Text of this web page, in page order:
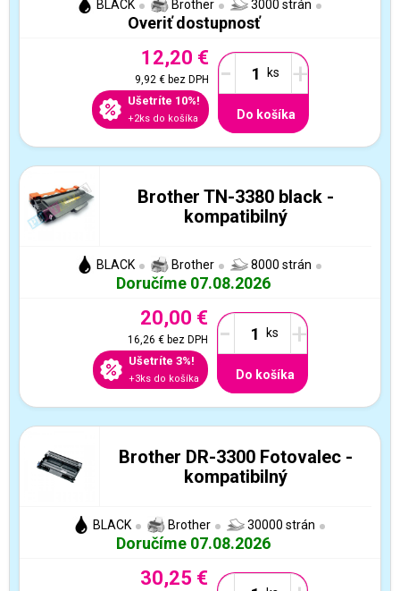
BLACK Brother 3000 strán
Overiť dostupnosť
12,20 €
9,92 €bez DPH
Ušetríte 10%!
+2ks do košíka
- +
Do košíka
Brother TN-3380 black -
kompatibilný
BLACK Brother 8000 strán
Doručíme 07.08.2026
20,00 €
16,26 €bez DPH
Ušetríte 3%!
+3ks do košíka
- +
Do košíka
Brother DR-3300 Fotovalec -
kompatibilný
BLACK Brother 30000 strán
Doručíme 07.08.2026
30,25 €